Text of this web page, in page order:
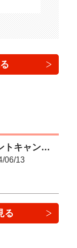
【毎年恒例】プレゼントキャンペーン
06/13
る